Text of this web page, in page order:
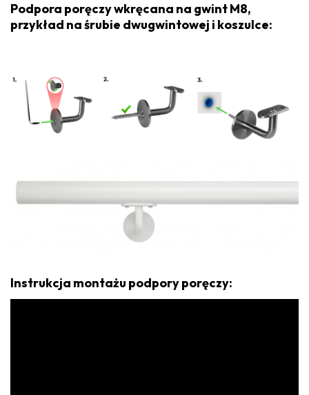
Podpora poręczy wkręcana na gwint M8,
przykład na śrubie dwugwintowej i koszulce:
Instrukcja montażu podpory poręczy: